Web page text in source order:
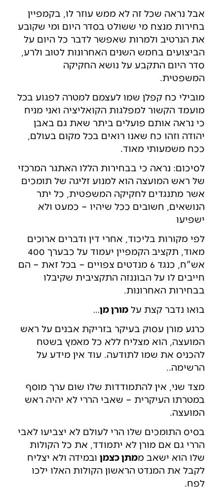
אבל נראה שכל זה לא ממש עוזר לו, בקמפיין
בחירות מנצח מי ששולט בסדר היום ומי שקובע
את הנרטיב ולמרות שאפשר לדבר כל היום על
הביצועים בחמש השנים האחרונות לטוב ולרע,
סדר היום התקבע על נושא החקיקה
המשפטית.
מובילי כח קפלן שמו לעצמם למטרה לפגוע בכל
מועמד הקשור למפלגות הקואליציה ואני מניח
כי נראה אותם פועלים ביתר שאת גם באבן
יהודה וזהו כח שאנו רואים בכל מקום בעולם,
ככח משמעותי מאוד.
לסיכום: נראה כי בבחירות הללו האתגר המרכזי
של ראש המועצה הוא למנוע זליגה של תומכים
אשר מתנגדים לחקיקה המשפטית, כל יתר
הנושאים, חשובים ככל שיהיו – כמעט ולא
ישפיעו
לפי מקורות בליכוד, אחרי דין ודברים ארוכים
מאוד, תקציב הקמפיין יעמוד על כבערך 400
אש"ח, כנגד 6 מנדטים צפויים – בכל זאת – הם
חייבים לו על הבוננזה התקציבית שקיבלו
בבחירות האחרונות.
בואו נדבר קצת על מורן מן…
כרגע מורן עסוק בעיקר בזריקת אבנים על ראש
המועצה, הוא מצליח ללא כל מאמץ בשטח
להכניס את שמו לתודעה. עוד אין מידע על
הרשימה..
מצד שני, אין להתמודדות שלו שום ערך מוסף
במטרתו העיקרית – שאבי הררי לא יהיה ראש
המועצה.
בסיס התומכים שלו הרי לעולם לא יצביעו לאבי
הררי גם אם מורן לא יתמודד, את כל הקולות
שלו הוא ישאב ממתן כצמן ובמידה ולא יצליח
לקבל את המנדט הראשון הקולות האלו ילכו
לפח.